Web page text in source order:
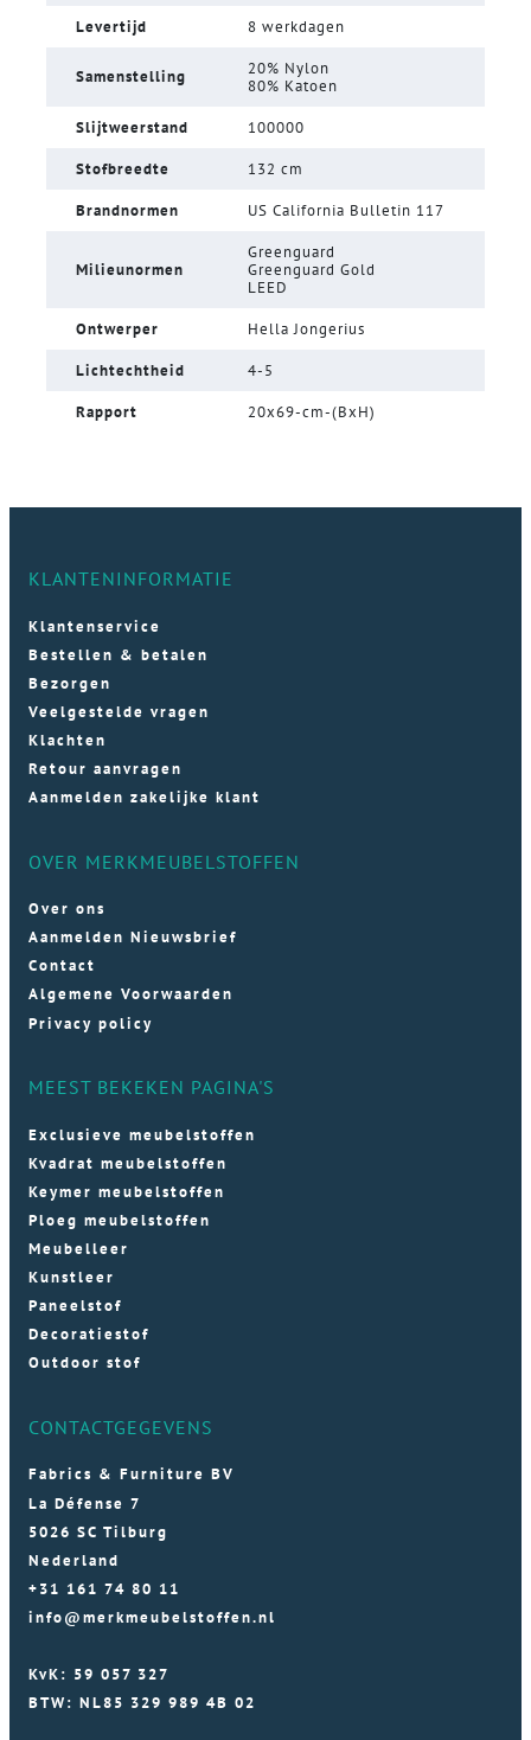
Levertijd 8 werkdagen
Samenstelling
20% Nylon
80% Katoen
Slijtweerstand 100000
Stofbreedte 132 cm
Brandnormen US California Bulletin 117
Milieunormen
Greenguard
Greenguard Gold
LEED
Ontwerper Hella Jongerius
Lichtechtheid 4-5
Rapport 20x69-cm-(BxH)
KLANTENINFORMATIE
Klantenservice
Bestellen & betalen
Bezorgen
Veelgestelde vragen
Klachten
Retour aanvragen
Aanmelden zakelijke klant
OVER MERKMEUBELSTOFFEN
Over ons
Aanmelden Nieuwsbrief
Contact
Algemene Voorwaarden
Privacy policy
MEEST BEKEKEN PAGINA'S
Exclusieve meubelstoffen
Kvadrat meubelstoffen
Keymer meubelstoffen
Ploeg meubelstoffen
Meubelleer
Kunstleer
Paneelstof
Decoratiestof
Outdoor stof
CONTACTGEGEVENS
Fabrics & Furniture BV
La Défense 7
5026 SC Tilburg
Nederland
+31 161 74 80 11
info@merkmeubelstoffen.nl
KvK: 59 057 327
BTW: NL85 329 989 4B 02